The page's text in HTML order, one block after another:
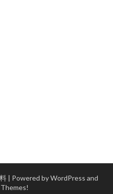
| Powered by WordPress and